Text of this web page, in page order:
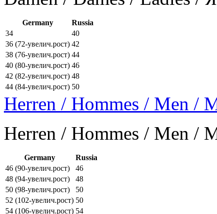
Germany
Russia
34
40
36 (72-увелич.рост) 42
38 (76-увелич.рост) 44
40 (80-увелич.рост) 46
42 (82-увелич.рост) 48
44 (84-увелич.рост) 50
Herren / Hommes / Men /
Herren / Hommes / Men /
Germany
Russia
46 (90-увелич.рост)
46
48 (94-увелич.рост)
48
50 (98-увелич.рост)
50
52 (102-увелич.рост) 50
54 (106-увелич.рост) 54